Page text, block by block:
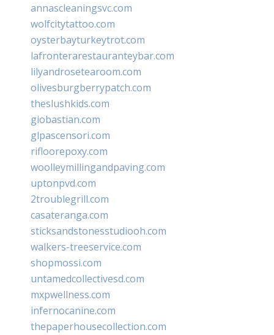
annascleaningsvc.com
wolfcitytattoo.com
oysterbayturkeytrot.com
lafronterarestauranteybar.com
lilyandrosetearoom.com
olivesburgberrypatch.com
theslushkids.com
giobastian.com
glpascensori.com
rifloorepoxy.com
woolleymillingandpaving.com
uptonpvd.com
2troublegrill.com
casateranga.com
sticksandstonesstudiooh.com
walkers-treeservice.com
shopmossi.com
untamedcollectivesd.com
mxpwellness.com
infernocanine.com
thepaperhousecollection.com